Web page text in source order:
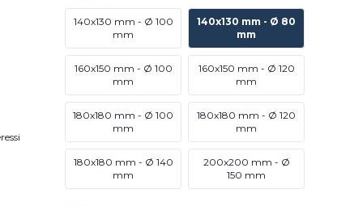
140x130 mm - Ø 100
mm
140x130 mm - Ø 80
mm
160x150 mm - Ø 100
mm
160x150 mm - Ø 120
mm
180x180 mm - Ø 100
mm
180x180 mm - Ø 120
mm
180x180 mm - Ø 140
mm
200x200 mm - Ø
150 mm